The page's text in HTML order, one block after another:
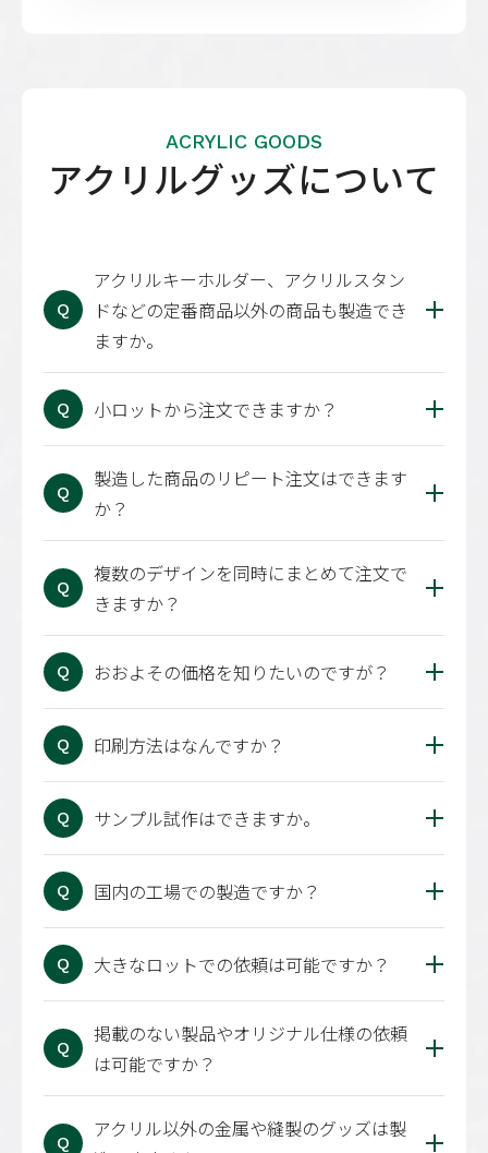
ACRYLIC GOODS
アクリルグッズについて
Q
アクリルキーホルダー、アクリルスタン
ドなどの定番商品以外の商品も製造でき
ますか。
Q 小ロットから注文できますか？
Q
製造した商品のリピート注文はできます
か？
Q
複数のデザインを同時にまとめて注文で
きますか？
Q おおよその価格を知りたいのですが？
Q 印刷方法はなんですか？
Q サンプル試作はできますか。
Q 国内の工場での製造ですか？
Q 大きなロットでの依頼は可能ですか？
Q
掲載のない製品やオリジナル仕様の依頼
は可能ですか？
Q
アクリル以外の金属や縫製のグッズは製